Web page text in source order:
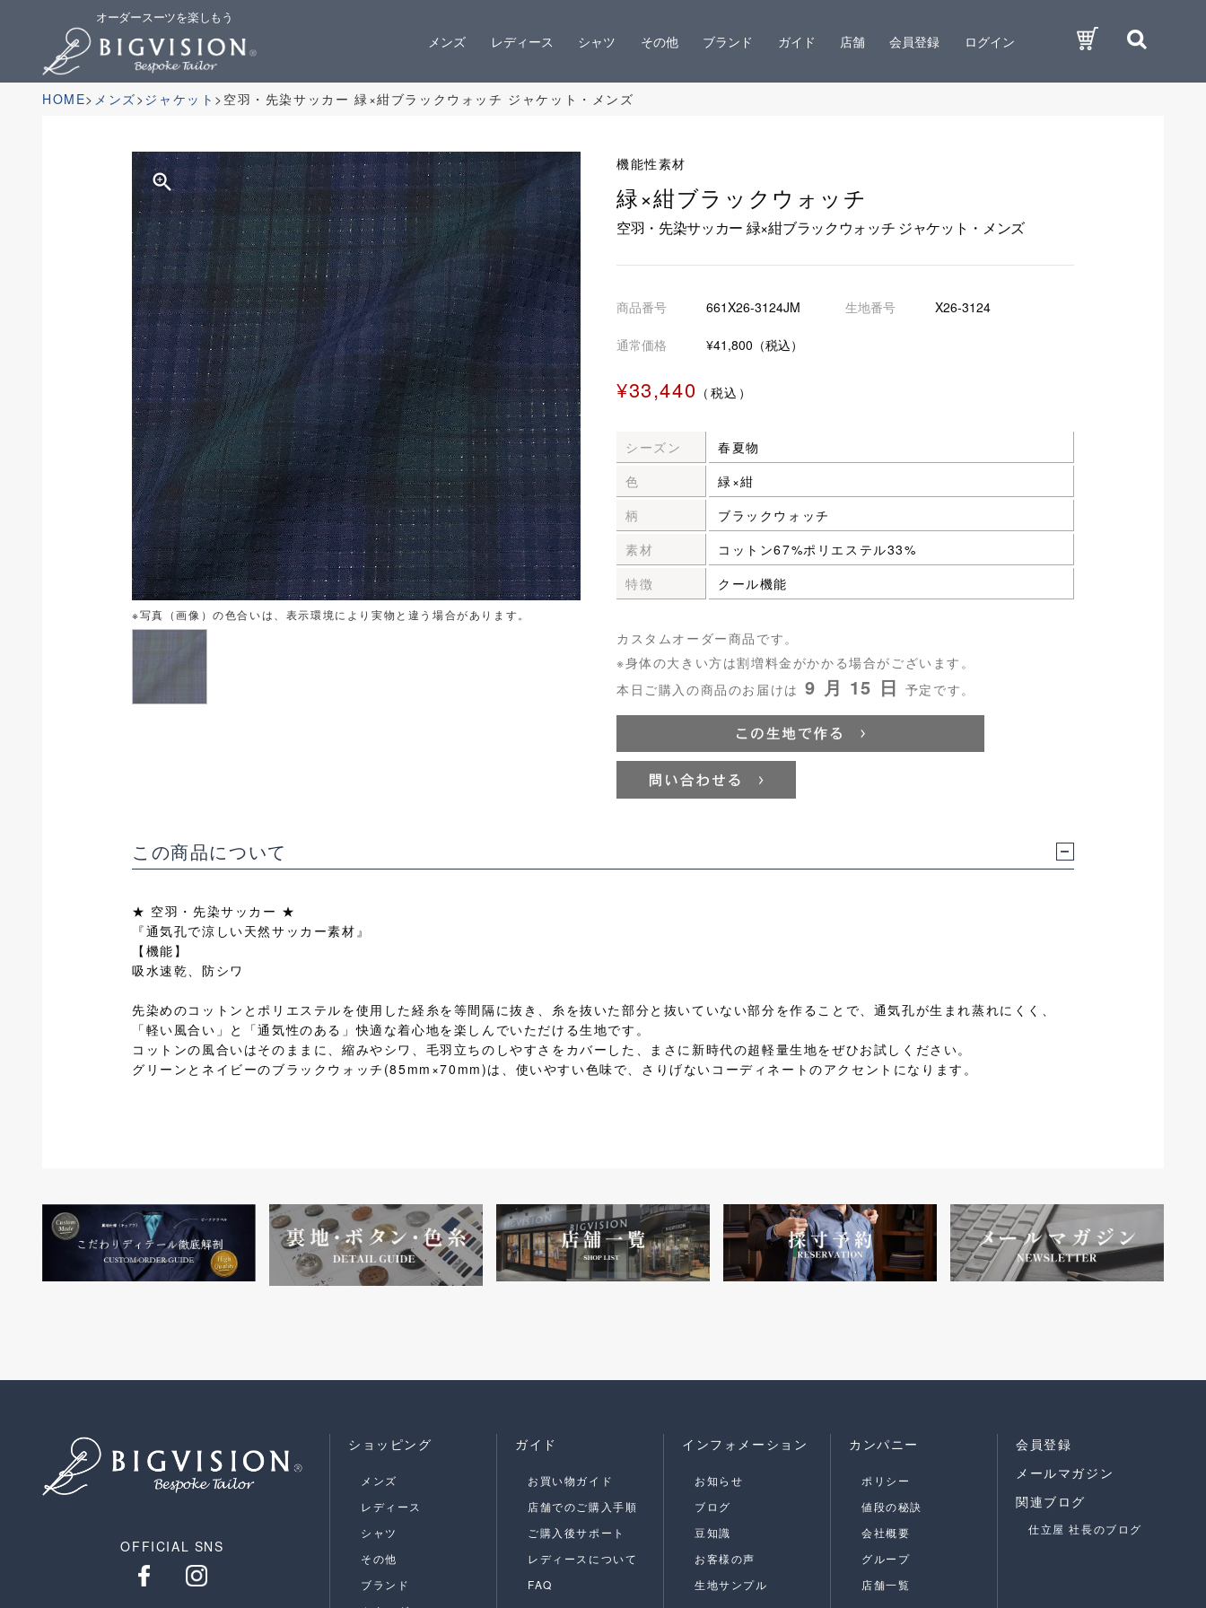
オーダースーツを楽しもう
メンズ レディース シャツ その他 ブランド ガイド 店舗 会員登録 ログイン
HOME メンズ ジャケット 空羽・先染サッカー 緑×紺ブラックウォッチ ジャケット・メンズ
zoom_in
※写真（画像）の色合いは、表示環境により実物と違う場合があります。
機能性素材
緑×紺ブラックウォッチ
空羽・先染サッカー 緑×紺ブラックウォッチ ジャケット・メンズ
商品番号 661X26-3124JM 生地番号 X26-3124
通常価格 ¥41,800（税込）
¥33,440 （税込）
シーズン
春夏物
色
緑×紺
柄
ブラックウォッチ
素材
コットン67%ポリエステル33%
特徴
クール機能
カスタムオーダー商品です。
※身体の大きい方は割増料金がかかる場合がございます。
本日ご購入の商品のお届けは 9 月 15 日 予定です。
この商品について
★ 空羽・先染サッカー ★
『通気孔で涼しい天然サッカー素材』
【機能】
吸水速乾、防シワ
先染めのコットンとポリエステルを使用した経糸を等間隔に抜き、糸を抜いた部分と抜いていない部分を作ることで、通気孔が生まれ蒸れにくく、
「軽い風合い」と「通気性のある」快適な着心地を楽しんでいただける生地です。
コットンの風合いはそのままに、縮みやシワ、毛羽立ちのしやすさをカバーした、まさに新時代の超軽量生地をぜひお試しください。
グリーンとネイビーのブラックウォッチ(85mm×70mm)は、使いやすい色味で、さりげないコーディネートのアクセントになります。
OFFICIAL SNS
ショッピング
メンズ
レディース
シャツ
その他
ブランド
ガイド
お買い物ガイド
店舗でのご購入手順
ご購入後サポート
レディースについて
FAQ
インフォメーション
お知らせ
ブログ
豆知識
お客様の声
生地サンプル
カンパニー
ポリシー
値段の秘訣
会社概要
グループ
店舗一覧
会員登録
メールマガジン
関連ブログ
仕立屋 社長のブログ